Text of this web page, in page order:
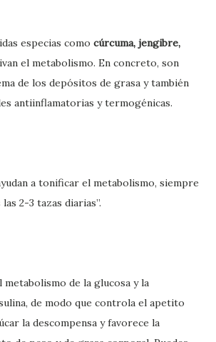
especias como cúrcuma, jengibre,
el metabolismo. En concreto, son
de los depósitos de grasa y también
antiinflamatorias y termogénicas.
a tonificar el metabolismo, siempre
2-3 tazas diarias”.
metabolismo de la glucosa y la
de modo que controla el apetito
la descompensa y favorece la